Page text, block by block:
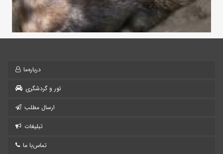
درباره‌ما
تور و گردشگری
ارسال مطلب
تبلیغات
تماس‌با ما